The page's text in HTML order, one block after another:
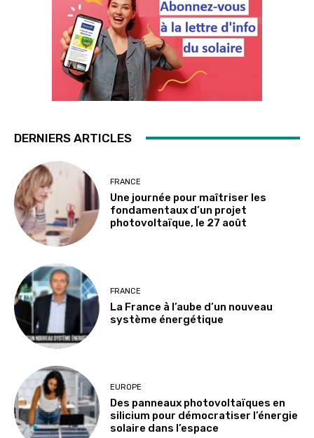
DERNIERS ARTICLES
FRANCE
Une journée pour maîtriser les
fondamentaux d’un projet
photovoltaïque, le 27 août
FRANCE
La France à l’aube d’un nouveau
système énergétique
EUROPE
Des panneaux photovoltaïques en
silicium pour démocratiser l’énergie
solaire dans l’espace